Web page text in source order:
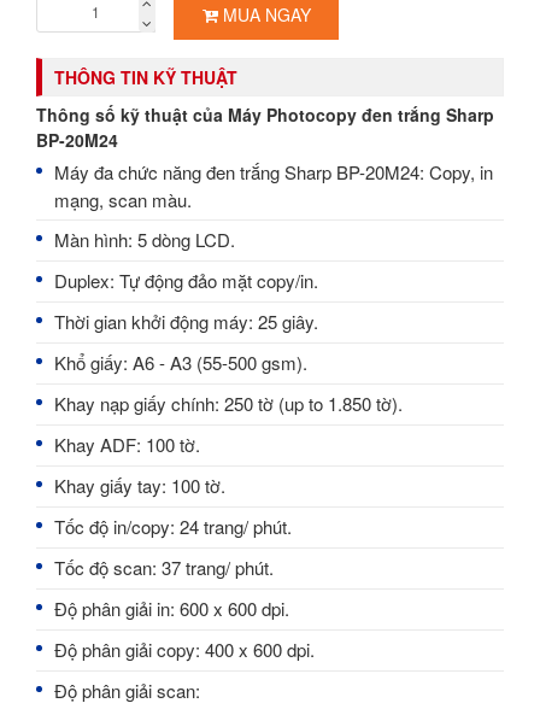
MUA NGAY
THÔNG TIN KỸ THUẬT
Thông số kỹ thuật của Máy Photocopy đen trắng Sharp
BP-20M24
Máy đa chức năng đen trắng Sharp BP-20M24: Copy, in
mạng, scan màu.
Màn hình: 5 dòng LCD.
Duplex: Tự động đảo mặt copy/in.
Thời gian khởi động máy: 25 giây.
Khổ giấy: A6 - A3 (55-500 gsm).
Khay nạp giấy chính: 250 tờ (up to 1.850 tờ).
Khay ADF: 100 tờ.
Khay giấy tay: 100 tờ.
Tốc độ in/copy: 24 trang/ phút.
Tốc độ scan: 37 trang/ phút.
Độ phân giải in: 600 x 600 dpi.
Độ phân giải copy: 400 x 600 dpi.
Độ phân giải scan: